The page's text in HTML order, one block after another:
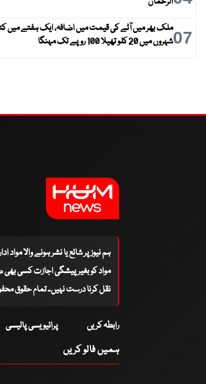
07ملک بھر میں آٹے کی قیمت میں اضافہ، ایک ہفتے میں
شہروں میں 20 کلو تھیلا 100 روپے تک مہنگا
ہم نیوز پر شائع یا نشر ہونے والا
مواد کو بغیر پیشگی اجازت کسی
نقل کرنا درست نہیں۔ تمام حقوق
رابطہ کریں پرائیویسی پالیسی
ہمیں فالو کریں